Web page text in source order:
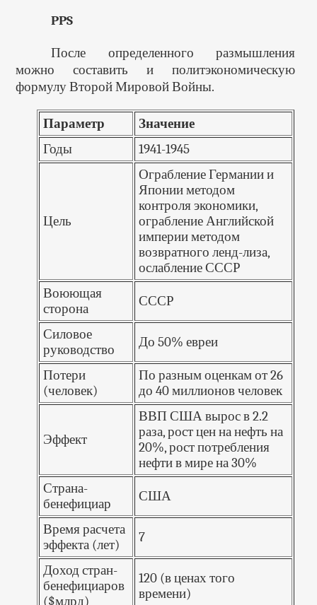
PPS
После определенного размышления
можно составить и политэкономическую
формулу Второй Мировой Войны.
Параметр
Значение
Годы
1941-1945
Цель
Ограбление Германии и
Японии методом
контроля экономики,
ограбление Английской
империи методом
возвратного ленд-лиза,
ослабление СССР
Воюющая
сторона
СССР
Силовое
руководство
До 50% евреи
Потери
(человек)
По разным оценкам от 26
до 40 миллионов человек
Эффект
ВВП США вырос в 2.2
раза, рост цен на нефть на
20%, рост потребления
нефти в мире на 30%
Страна-
бенефициар
США
Время расчета
эффекта (лет)
7
Доход стран-
бенефициаров
($млрд)
120 (в ценах того
времени)